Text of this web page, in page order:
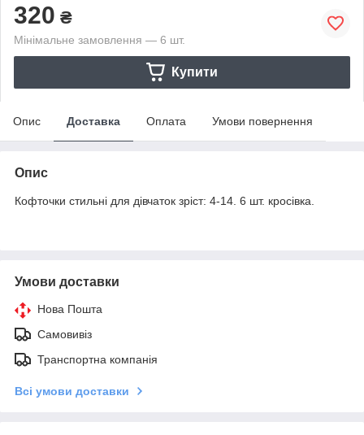
320 ₴
Мінімальне замовлення — 6 шт.
Купити
Опис Доставка Оплата Умови повернення
Опис
Кофточки стильні для дівчаток зріст: 4-14. 6 шт. кросівка.
Умови доставки
Нова Пошта
Самовивіз
Транспортна компанія
Всі умови доставки